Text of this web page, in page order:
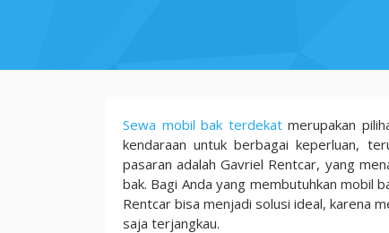
Harga
Sewa
Mobil
Bak,
Solusi
Untuk
Sewa mobil bak terdekatmerupakan
kendaraan untuk berbagai keperluan,
pasaran adalah Gavriel Rentcar, yang
bak. Bagi Anda yang membutuhkan mobil
Rentcar bisa menjadi solusi ideal, karena
saja terjangkau.